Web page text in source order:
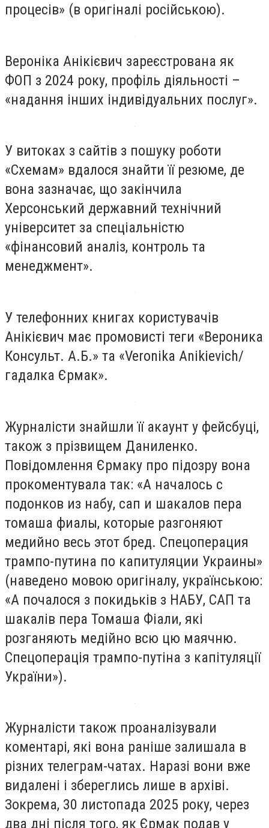
процесів» (в оригіналі російською).
Вероніка Анікієвич зареєстрована як
ФОП з 2024 року, профіль діяльності –
«надання інших індивідуальних послуг».
У витоках з сайтів з пошуку роботи
«Схемам» вдалося знайти її резюме, де
вона зазначає, що закінчила
Херсонський державний технічний
університет за спеціальністю
«фінансовий аналіз, контроль та
менеджмент».
У телефонних книгах користувачів
Анікієвич має промовисті теги «Вероника
Консульт. А.Б.» та «Veronika Anikievich/
гадалка Єрмак».
Журналісти знайшли її акаунт у фейсбуці,
також з прізвищем Даниленко.
Повідомлення Єрмаку про підозру вона
прокоментувала так: «А началось с
подонков из набу, сап и шакалов пера
томаша фиалы, которые разгоняют
медийно весь этот бред. Спецоперация
трампо-путина по капитуляции Украины»
(наведено мовою оригіналу, українською:
«А почалося з покидьків з НАБУ, САП та
шакалів пера Томаша Фіали, які
розганяють медійно всю цю маячню.
Спецоперація трампо-путіна з капітуляції
України»).
Журналісти також проаналізували
коментарі, які вона раніше залишала в
різних телеграм-чатах. Наразі вони вже
видалені і збереглись лише в архіві.
Зокрема, 30 листопада 2025 року, через
два дні після того, як Єрмак подав у